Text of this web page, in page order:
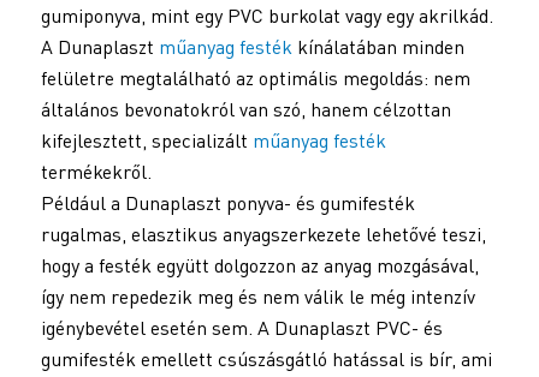
gumiponyva, mint egy PVC burkolat vagy egy akrilkád.
A Dunaplaszt műanyag festékkínálatában minden
felületre megtalálható az optimális megoldás: nem
általános bevonatokról van szó, hanem célzottan
kifejlesztett, specializált műanyag festék
termékekről.
Például a Dunaplaszt ponyva- és gumifesték
rugalmas, elasztikus anyagszerkezete lehetővé teszi,
hogy a festék együtt dolgozzon az anyag mozgásával,
így nem repedezik meg és nem válik le még intenzív
igénybevétel esetén sem. A Dunaplaszt PVC- és
gumifesték emellett csúszásgátló hatással is bír, ami